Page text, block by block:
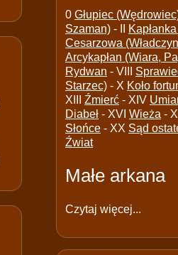
0 Głupiec
Szaman) - II
Cesarzowa
Arcykapłan (Wiara,
Rydwan - VIII
Starzec) - X Koło
XIII Źmierć - XIV
Diabeł - XVI Wieża -
Słońce - XX Sąd
Źwiat
Małe arkana
Czytaj więcej...